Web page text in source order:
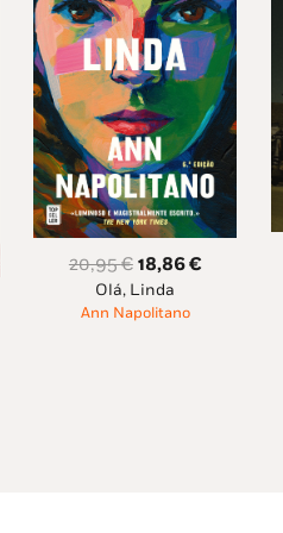
20,95€ O
preço
original
18,86€O
Olá, Linda
Ann Napolitano